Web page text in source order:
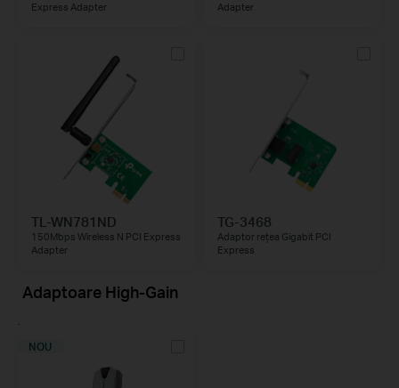
Express Adapter
Adapter
TL-WN781ND
150Mbps Wireless N PCI Express
Adapter
TG-3468
Adaptor reţea Gigabit PCI
Express
Adaptoare High-Gain
.
NOU